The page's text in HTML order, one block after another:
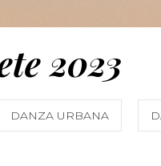
2023
DANZA URBANA